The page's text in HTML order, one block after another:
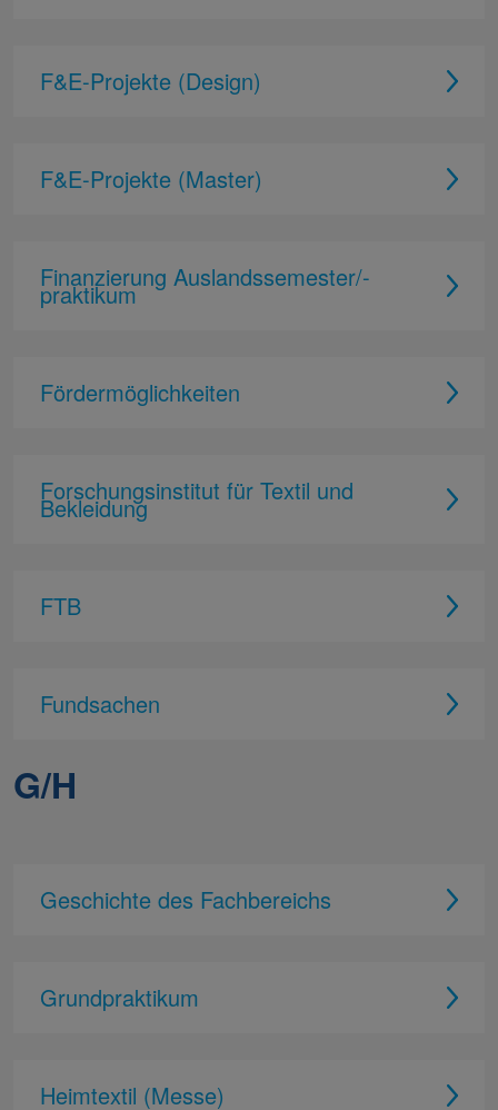
F&E-Projekte (Design)
F&E-Projekte (Master)
Finanzierung Auslandssemester/-
praktikum
Fördermöglichkeiten
Forschungsinstitut für Textil und
Bekleidung
FTB
Fundsachen
G/H
Geschichte des Fachbereichs
Grundpraktikum
Heimtextil (Messe)